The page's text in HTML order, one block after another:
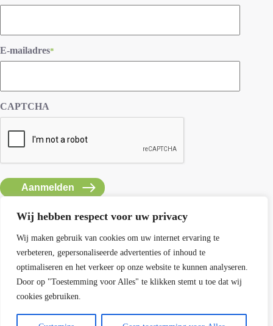
Wij hebben respect voor uw privacy
Wij maken gebruik van cookies om uw internet ervaring te
verbeteren, gepersonaliseerde advertenties of inhoud te
optimaliseren en het verkeer op onze website te kunnen analyseren.
Door op "Toestemming voor Alles" te klikken stemt u toe dat wij
cookies gebruiken.
E-mailadres*
CAPTCHA
Contact SEMH
E: info@semh.info
T: 085-8769770